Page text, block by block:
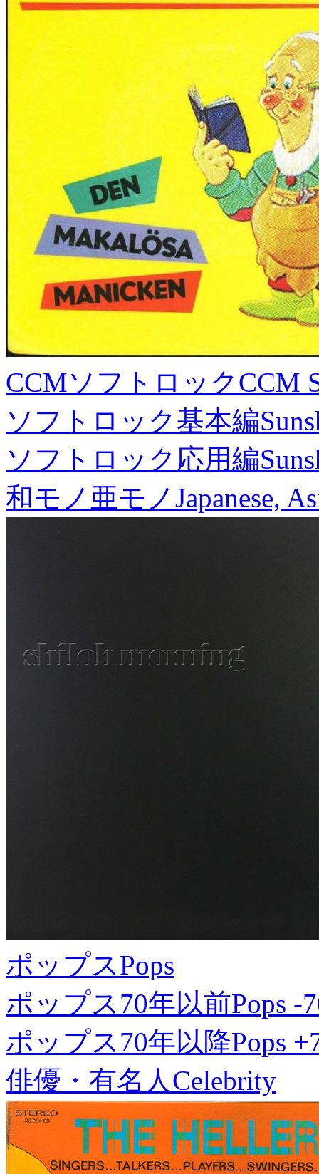
CCMソフトロックCCM
ソフトロック基本編
ソフトロック応用編
和モノ亜モノJapanese,
ポップスPops
ポップス70年以前Pops -
ポップス70年以降Pops
俳優・有名人Celebrity